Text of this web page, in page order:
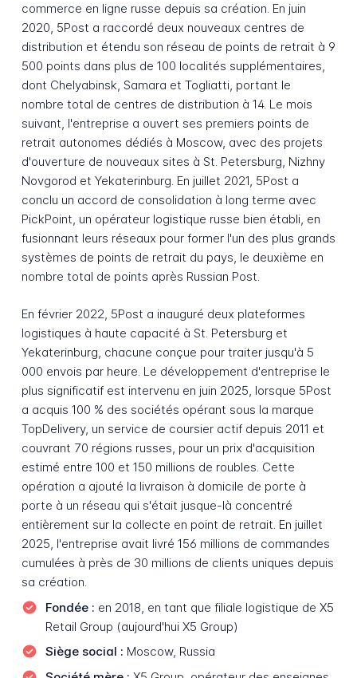
commerce en ligne russe depuis sa création. En juin
2020, 5Post a raccordé deux nouveaux centres de
distribution et étendu son réseau de points de retrait à 9
500 points dans plus de 100 localités supplémentaires,
dont Chelyabinsk, Samara et Togliatti, portant le
nombre total de centres de distribution à 14. Le mois
suivant, l'entreprise a ouvert ses premiers points de
retrait autonomes dédiés à Moscow, avec des projets
d'ouverture de nouveaux sites à St. Petersburg, Nizhny
Novgorod et Yekaterinburg. En juillet 2021, 5Post a
conclu un accord de consolidation à long terme avec
PickPoint, un opérateur logistique russe bien établi, en
fusionnant leurs réseaux pour former l'un des plus grands
systèmes de points de retrait du pays, le deuxième en
nombre total de points après Russian Post.
En février 2022, 5Post a inauguré deux plateformes
logistiques à haute capacité à St. Petersburg et
Yekaterinburg, chacune conçue pour traiter jusqu'à 5
000 envois par heure. Le développement d'entreprise le
plus significatif est intervenu en juin 2025, lorsque 5Post
a acquis 100 % des sociétés opérant sous la marque
TopDelivery, un service de coursier actif depuis 2011 et
couvrant 70 régions russes, pour un prix d'acquisition
estimé entre 100 et 150 millions de roubles. Cette
opération a ajouté la livraison à domicile de porte à
porte à un réseau qui s'était jusque-là concentré
entièrement sur la collecte en point de retrait. En juillet
2025, l'entreprise avait livré 156 millions de commandes
cumulées à près de 30 millions de clients uniques depuis
sa création.
Fondée : en 2018, en tant que filiale logistique de X5
Retail Group (aujourd'hui X5 Group)
Siège social : Moscow, Russia